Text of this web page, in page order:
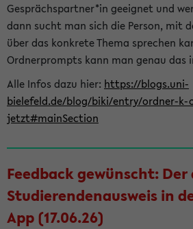
Gesprächspartner*in geeignet und
dann sucht man sich die Person, mit
über das konkrete Thema sprechen
Ordnerprompts kann man genau das
Alle Infos dazu hier: https://blogs.uni-
bielefeld.de/blog/biki/entry/ordner-k-
jetzt#mainSection
Feedback gewünscht:
Studierendenausweis in
App (17.06.26)